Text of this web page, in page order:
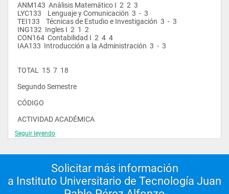
ANM143  Análisis Matemático I  2  2  3
LYC133    Lenguaje y Comunicación  3  -  3
TEI133    Técnicas de Estudio e Investigación  3  -  3
ING132  Ingles I  2  1  2
CON164  Contabilidad I  2  4  4
IAA133  Introducción a la Administración  3  -  3
TOTAL  15  7  18
Segundo Semestre
CÓDIGO
ACTIVIDAD ACADÉMICA
HT  HP
MAF233
Matemática Financiera  3  -  3  ANM143
Seguir leyendo
Solicitar más información
a Instituto Universitario de Tecnología Juan